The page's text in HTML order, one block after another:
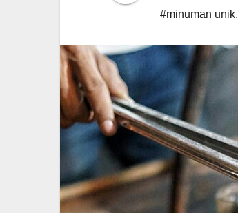
#minuman unik,